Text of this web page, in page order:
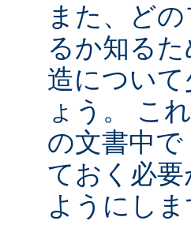
また、ど
るか知る
造につい
ょう。 こ
の文書中
ておく必
ようにしま